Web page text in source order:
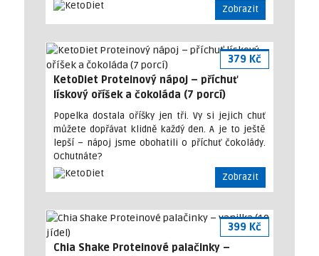
Zobrazit
379 Kč
KetoDiet Proteinový nápoj – příchuť
lískový oříšek a čokoláda (7 porcí)
Popelka dostala oříšky jen tři. Vy si jejich chuť
můžete dopřávat klidně každý den. A je to ještě
lepší – nápoj jsme obohatili o příchuť čokolády.
Ochutnáte?
Zobrazit
399 Kč
Chia Shake Proteinové palačinky –